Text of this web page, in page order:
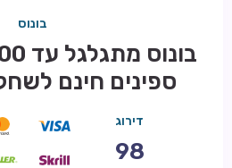
בונוס
ספינים חינם
דירוג
98